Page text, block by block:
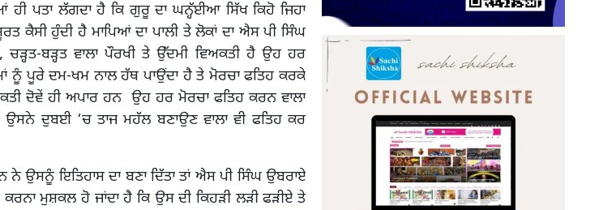
ਪਤਾ ਲੱਗਦਾ ਹੈ ਕਿ ਗੁਰੂ ਦਾ ਘਨ੍ਹੱਈਆ ਸਿੱਖ ਕਿਹੋ ਜਿਹਾ
ਕੈਸੀ ਹੁੰਦੀ ਹੈ ਮਾਪਿਆਂ ਦਾ ਪਾਲੀ ਤੇ ਲੋਕਾਂ ਦਾ ਐਸ ਪੀ ਸਿੰਘ
ਬੜ੍ਹਤ ਵਾਲਾ ਪੌਰਖੀ ਤੇ ਉੱਦਮੀ ਵਿਅਕਤੀ ਹੈ ਉਹ ਹਰ
ਨੂੰ ਪੂਰੇ ਦਮ-ਖਮ ਨਾਲ ਹੱਥ ਪਾਉਂਦਾ ਹੈ ਤੇ ਮੋਰਚਾ ਫਤਿਹ ਕਰਕੇ
ਦੋਵੇਂ ਹੀ ਅਪਾਰ ਹਨ ਉਹ ਹਰ ਮੋਰਚਾ ਫਤਿਹ ਕਰਨ ਵਾਲਾ
ਉਸਨੇ ਦੁਬਈ ‘ਚ ਤਾਜ ਮਹੱਲ ਬਣਾਉਣ ਵਾਲਾ ਵੀ ਫਤਿਹ ਕਰ
ਉਸਨੂੰ ਇਤਿਹਾਸ ਦਾ ਬਣਾ ਦਿੱਤਾ ਤਾਂ ਐਸ ਪੀ ਸਿੰਘ ਉਬਰਾਏ
ਮੁਸ਼ਕਲ ਹੋ ਜਾਂਦਾ ਹੈ ਕਿ ਉਸ ਦੀ ਕਿਹੜੀ ਲੜੀ ਫੜੀਏ ਤੇ